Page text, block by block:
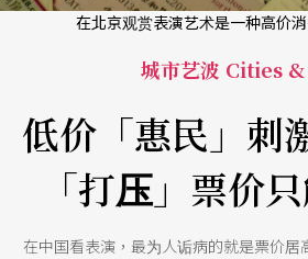
在北京观赏表演艺术是一种高价消
城市艺波 Cities
低价「惠民」刺
「打压」票价
在中国看表演，最为人诟病的就是票价居